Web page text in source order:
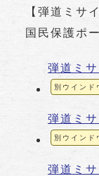
【弾道ミサ
国民保護ポ
弾道ミ
別ウインド
弾道ミ
別ウインド
弾道ミ